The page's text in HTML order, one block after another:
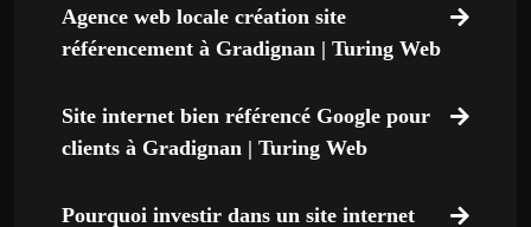
Agence web locale création site
référencement à Gradignan | Turing Web
Site internet bien référencé Google pour
clients à Gradignan | Turing Web
Pourquoi investir dans un site internet